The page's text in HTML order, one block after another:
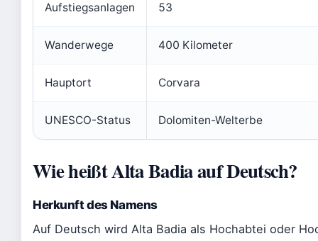
Aufstiegsanlagen 53
Wanderwege 400 Kilometer
Hauptort Corvara
UNESCO-Status Dolomiten-Welterbe
Wie heißt Alta Badia auf Deutsch?
Herkunft des Namens
Auf Deutsch wird Alta Badia als Hochabtei oder